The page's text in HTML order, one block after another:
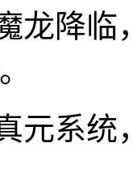
龙降临
元系